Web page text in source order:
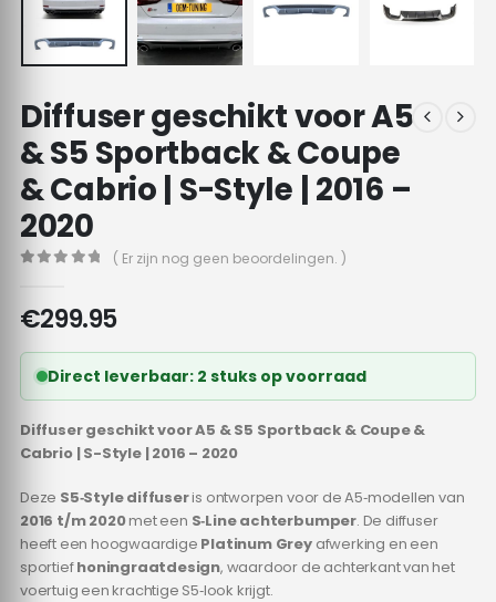
Diffuser geschikt voor A5
& S5 Sportback & Coupe
& Cabrio | S-Style | 2016 –
2020
( Er zijn nog geen beoordelingen. )
€299.95
Direct leverbaar: 2 stuks op voorraad
Diffuser geschikt voor A5 & S5 Sportback & Coupe &
Cabrio | S-Style | 2016 – 2020
Deze S5‑Style diffuseris ontworpen voor de A5‑modellen van
2016 t/m 2020met een S‑Line achterbumper. De diffuser
heeft een hoogwaardige Platinum Greyafwerking en een
sportiefhoningraatdesign, waardoor de achterkant van het
voertuig een krachtige S5‑look krijgt.